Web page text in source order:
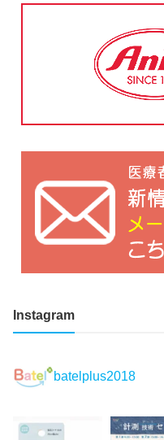
Instagram
batelplus2018